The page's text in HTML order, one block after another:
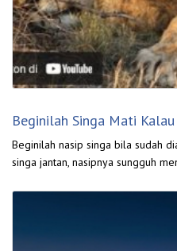
Beginilah Singa Mati
Beginilah nasip singa bila sudah
singa jantan, nasipnya sungguh